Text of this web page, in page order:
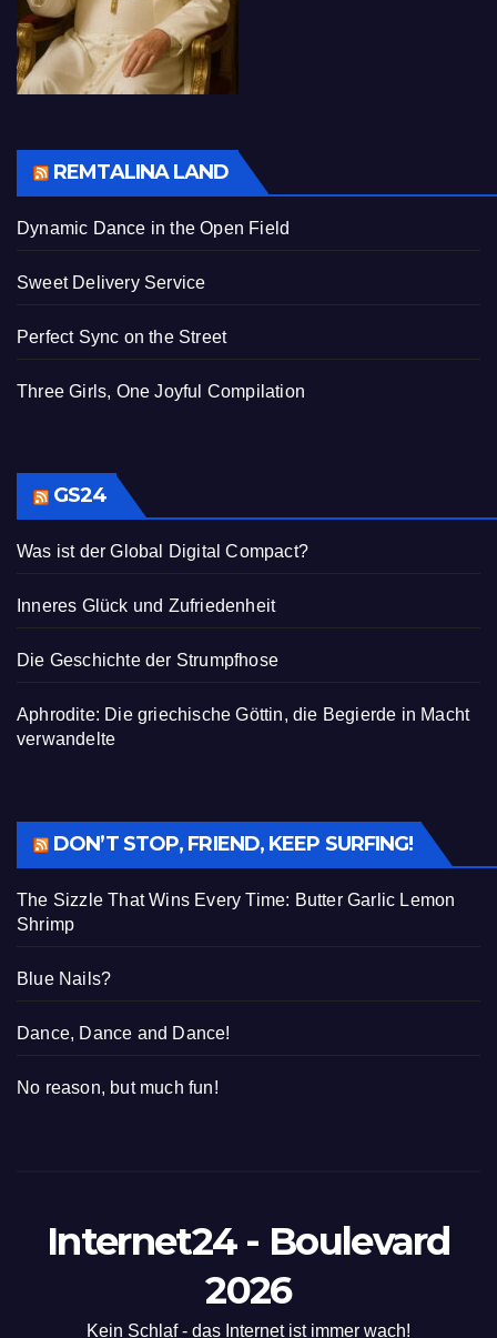
REMTALINA LAND
Dynamic Dance in the Open Field
Sweet Delivery Service
Perfect Sync on the Street
Three Girls, One Joyful Compilation
GS24
Was ist der Global Digital Compact?
Inneres Glück und Zufriedenheit
Die Geschichte der Strumpfhose
Aphrodite: Die griechische Göttin, die Begierde in Macht
verwandelte
DON’T STOP, FRIEND, KEEP SURFING!
The Sizzle That Wins Every Time: Butter Garlic Lemon
Shrimp
Blue Nails?
Dance, Dance and Dance!
No reason, but much fun!
Internet24 - Boulevard
2026
Kein Schlaf - das Internet ist immer wach!